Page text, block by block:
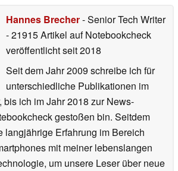
Hannes Brecher- Senior Tech Writer
- 21915 Artikel auf Notebookcheck
veröffentlichtseit 2018
Seit dem Jahr 2009 schreibe ich für
unterschiedliche Publikationen im
bis ich im Jahr 2018 zur News-
gestoßen bin. Seitdem
langjährige Erfahrung im Bereich
mit meiner lebenslangen
um unsere Leser über neue